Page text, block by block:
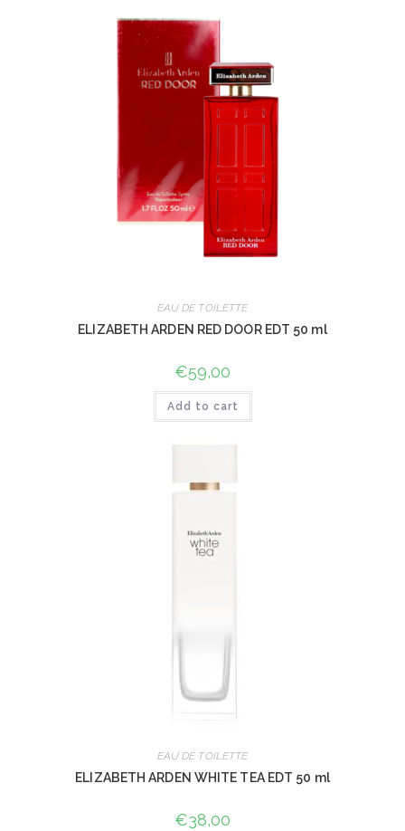
EAU DE TOILETTE
ELIZABETH ARDEN RED DOOR EDT 50 ml
€59,00
Add to cart
EAU DE TOILETTE
ELIZABETH ARDEN WHITE TEA EDT 50 ml
€38,00